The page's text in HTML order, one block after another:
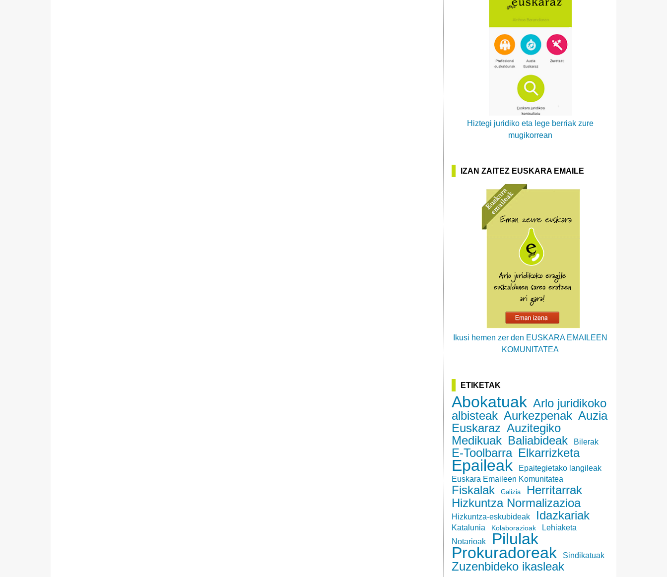
Hiztegi juridiko eta lege berriak zure
mugikorrean
IZAN ZAITEZ EUSKARA EMAILE
Ikusi hemen zer den EUSKARA EMAILEEN
KOMUNITATEA
ETIKETAK
Abokatuak Arlo juridikoko
albisteak Aurkezpenak Auzia
Euskaraz Auzitegiko
Medikuak Baliabideak Bilerak
E-Toolbarra Elkarrizketa
Epaileak
Epaitegietako langileak
Euskara Emaileen Komunitatea
Fiskalak Galizia
Herritarrak
Hizkuntza Normalizazioa
Hizkuntza-eskubideak Idazkariak
Katalunia Kolaborazioak
Lehiaketa
Notarioak
Pilulak
Prokuradoreak Sindikatuak
Zuzenbideko ikasleak